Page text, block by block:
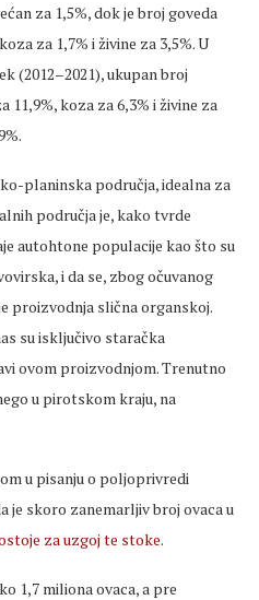
za 1,5%, dok je broj goveda
za 1,7% i živine za 3,5%. U
(2012–2021), ukupan broj
11,9%, koza za 6,3% i živine za
planinska područja, idealna za
područja je, kako tvrde
autohtone populacije kao što su
i da se, zbog očuvanog
proizvodnja slična organskoj.
su isključivo staračka
ovom proizvodnjom. Trenutno
u pirotskom kraju, na
u pisanju o poljoprivredi
je skoro zanemarljiv broj ovaca u
za uzgoj te stoke.
1,7 miliona ovaca, a pre